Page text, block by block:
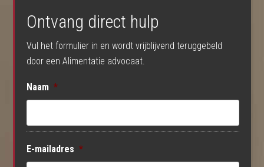
Ontvang direct hulp
Vul het formulier in en wordt vrijblijvend teruggebeld
door een Alimentatie advocaat.
Naam *
E-mailadres *